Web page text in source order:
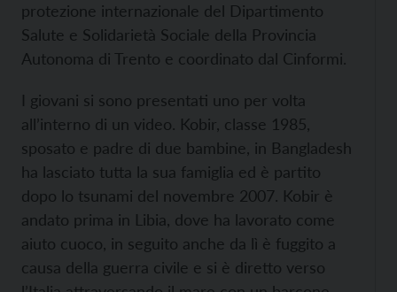
protezione internazionale del Dipartimento
Salute e Solidarietà Sociale della Provincia
Autonoma di Trento e coordinato dal Cinformi.
I giovani si sono presentati uno per volta
all’interno di un video. Kobir, classe 1985,
sposato e padre di due bambine, in Bangladesh
ha lasciato tutta la sua famiglia ed è partito
dopo lo tsunami del novembre 2007. Kobir è
andato prima in Libia, dove ha lavorato come
aiuto cuoco, in seguito anche da lì è fuggito a
causa della guerra civile e si è diretto verso